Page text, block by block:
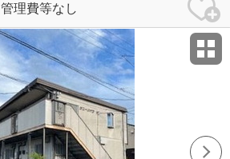
理費等なし